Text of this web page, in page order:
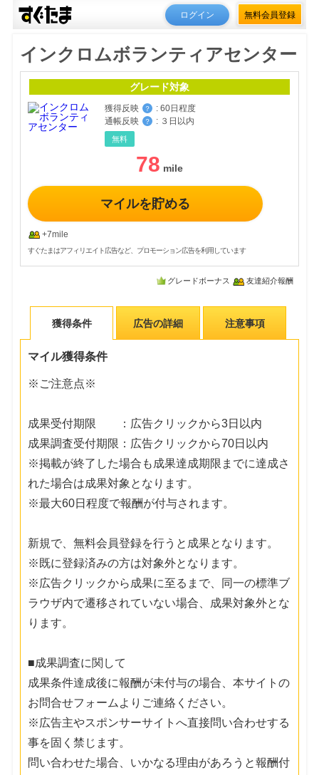
ログイン 無料会員登録
インクロムボランティアセンター
グレード対象
獲得反映 ？ : 60日程度
通帳反映
？ : ３日以内
無料
78
マイルを貯める
+7mile
すぐたまはアフィリエイト広告など、プロモーション広告を利用しています
グレードボーナス 友達紹介報酬
獲得条件 広告の詳細 注意事項
マイル獲得条件
※ご注意点※
成果受付期限 ：広告クリックから3日以内
成果調査受付期限：広告クリックから70日以内
※掲載が終了した場合も成果達成期限までに達成さ
れた場合は成果対象となります。
※最大60日程度で報酬が付与されます。
新規で、無料会員登録を行うと成果となります。
※既に登録済みの方は対象外となります。
※広告クリックから成果に至るまで、同一の標準ブ
ラウザ内で遷移されていない場合、成果対象外とな
ります。
■成果調査に関して
成果条件達成後に報酬が未付与の場合、本サイトの
お問合せフォームよりご連絡ください。
※広告主やスポンサーサイトへ直接問い合わせする
事を固く禁じます。
問い合わせた場合、いかなる理由があろうと報酬付